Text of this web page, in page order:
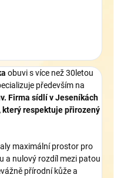
obuvi s více než 30letou
především na
Firma sídlí v Jeseníkách
který respektuje přirozený
maximální prostor pro
a nulový rozdíl mezi patou
přírodní kůže a